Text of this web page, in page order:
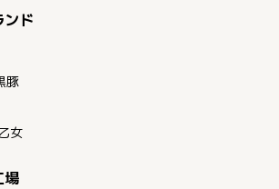
ンド
豚
女
場